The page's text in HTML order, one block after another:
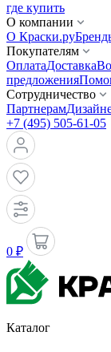
где купить
О компании
О Краски.ру
Покупателям
ОплатаДоставка
предложения
Сотрудничество
Партнерам
+7 (495) 505-61-05
0 ₽
Каталог